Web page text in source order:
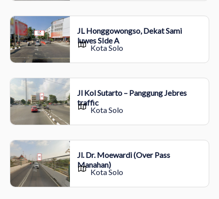
JL Honggowongso, Dekat Sami
luwes SIde A
Kota Solo
Jl Kol Sutarto – Panggung Jebres
traffic
Kota Solo
Jl. Dr. Moewardi (Over Pass
Manahan)
Kota Solo